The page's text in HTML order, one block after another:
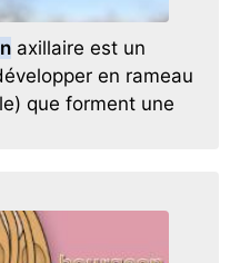
axillaire est un
en rameau
que forment une